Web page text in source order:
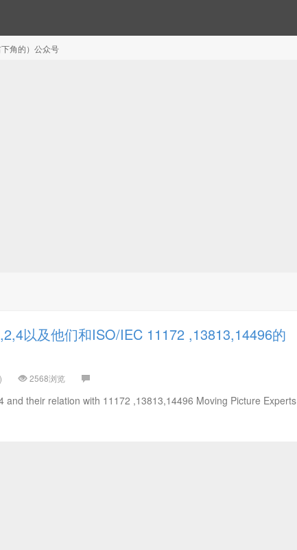
角的）公众号
以及他们和ISO/IEC 11172 ,13813,14496的
2568浏览
and their relation with 11172 ,13813,14496 Moving Picture Experts